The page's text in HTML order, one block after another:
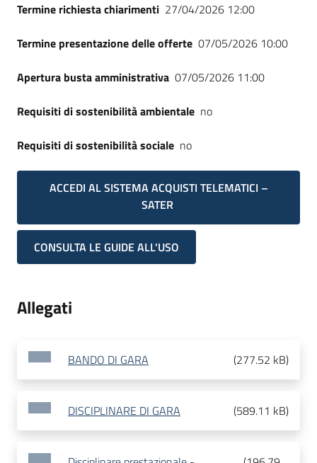
Termine richiesta chiarimenti 27/04/2026 12:00
Termine presentazione delle offerte 07/05/2026 10:00
Apertura busta amministrativa 07/05/2026 11:00
Requisiti di sostenibilità ambientale no
Requisiti di sostenibilità sociale no
ACCEDI AL SISTEMA ACQUISTI TELEMATICI –
SATER
CONSULTA LE GUIDE ALL'USO
Allegati
BANDO DI GARA (277.52 kB)
DISCIPLINARE DI GARA (589.11 kB)